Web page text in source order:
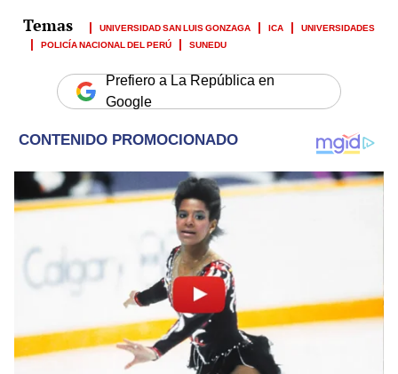
UNIVERSIDAD SAN LUIS GONZAGA ICA
UNIVERSIDADES
POLICÍA NACIONAL DEL PERÚ
SUNEDU
Prefiero a La República en
Google